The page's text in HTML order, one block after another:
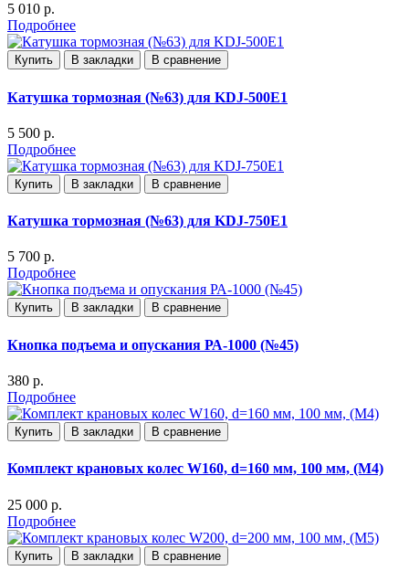
5 010 р.
Подробнее
Купить В закладки В сравнение
Катушка тормозная (№63) для KDJ-500E1
5 500 р.
Подробнее
Купить В закладки В сравнение
Катушка тормозная (№63) для KDJ-750E1
5 700 р.
Подробнее
Купить В закладки В сравнение
Кнопка подъема и опускания РА-1000 (№45)
380 р.
Подробнее
Купить В закладки В сравнение
Комплект крановых колес W160, d=160 мм, 100 мм, (М4)
25 000 р.
Подробнее
Купить В закладки В сравнение